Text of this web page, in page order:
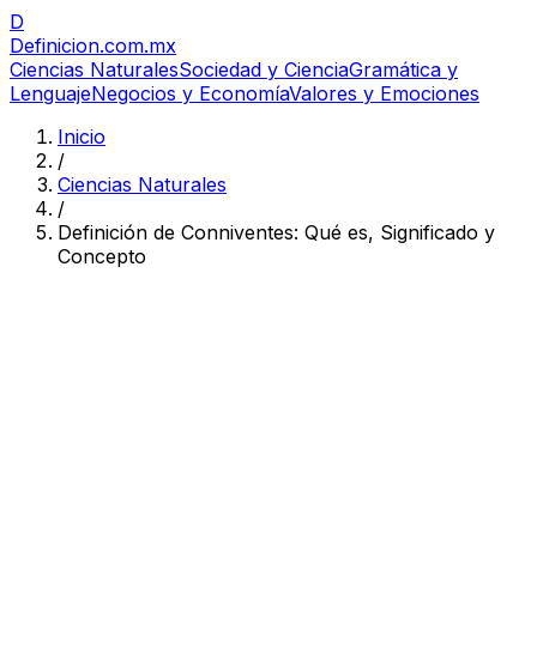
D
Definicion.com.mx
Ciencias NaturalesSociedad y CienciaGramática y
LenguajeNegocios y EconomíaValores y Emociones
Inicio
/
Ciencias Naturales
/
Definición de Conniventes: Qué es, Significado y
Concepto